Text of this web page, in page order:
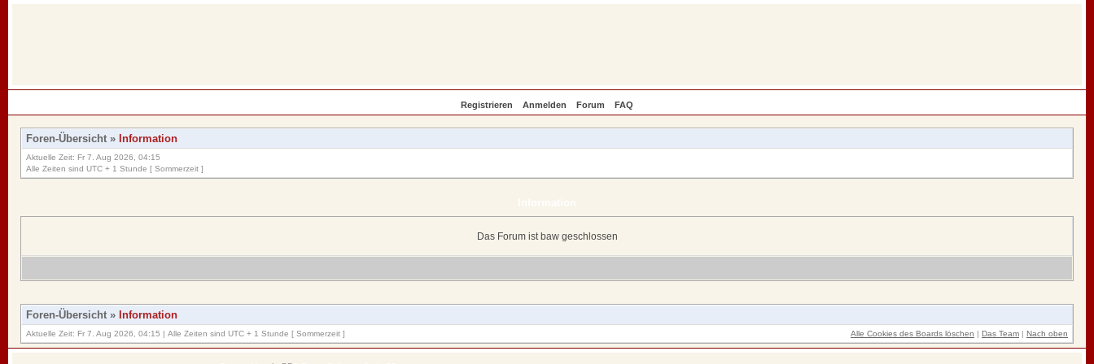
Registrieren Anmelden Forum FAQ
Foren-Übersicht » Information
Aktuelle Zeit: Fr 7. Aug 2026, 04:15
Alle Zeiten sind UTC + 1 Stunde [ Sommerzeit ]
Das Forum ist baw geschlossen
Foren-Übersicht » Information
Aktuelle Zeit: Fr 7. Aug 2026, 04:15 | Alle Zeiten sind UTC + 1 Stunde [ Sommerzeit ] Alle Cookies des Boards löschen | Das Team | Nach oben